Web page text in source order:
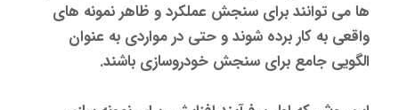
ها می توانند برای سنجش عملکرد و ظاهر نمونه های
واقعی به کار برده شوند و حتی در مواردی به عنوان
الگویی جامع برای سنجش خودروسازی باشند.